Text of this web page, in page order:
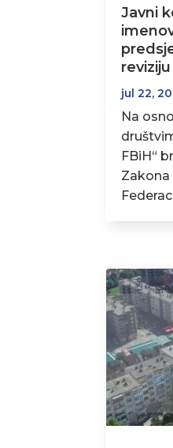
Javni
reviziju
jul 22,
Na
FBiH“